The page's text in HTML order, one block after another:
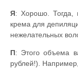
Я: Хорошо. Тогда,
крема для
нежелательных
П: Этого объема
рублей!).